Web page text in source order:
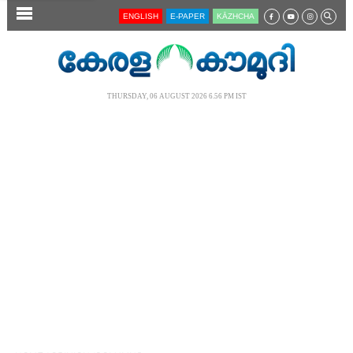
SECTIONS ENGLISH E-PAPER KĀZHCHA
THURSDAY, 06 AUGUST 2026 6.56 PM IST